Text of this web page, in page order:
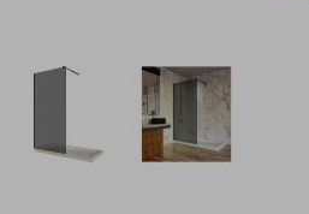
View larger imageView larger image